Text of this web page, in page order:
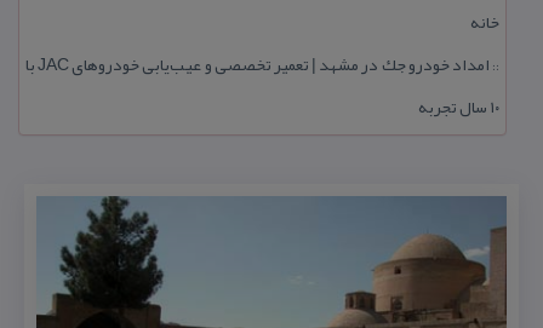
خانه
::
امداد خودرو جك در مشهد | تعمیر تخصصی و عیب‌یابی خودروهای JAC با
۱۰ سال تجربه